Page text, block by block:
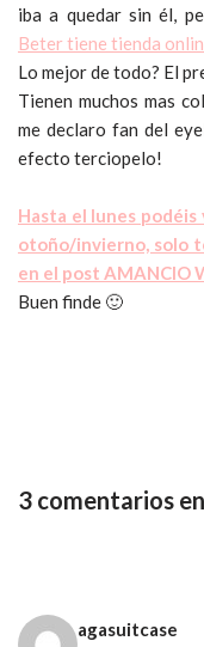
iba a quedar sin él,
Beter tiene tienda
Lo mejor de todo? El
Tienen muchos mas
me declaro fan del
efecto terciopelo!
Hasta el lunes
otoño/invierno, solo
en el post AMANCIO
Buen finde 🙂
3 comentarios
agasuitcase